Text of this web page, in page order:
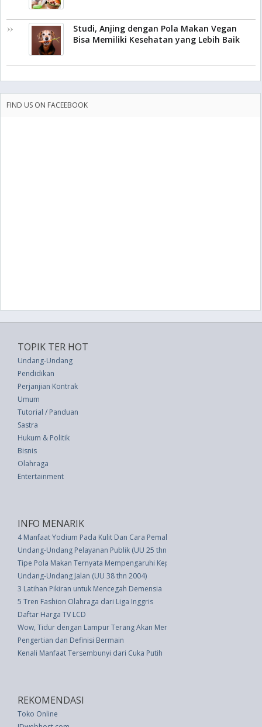
Studi, Anjing dengan Pola Makan Vegan
Bisa Memiliki Kesehatan yang Lebih Baik
FIND US ON FACEEBOOK
TOPIK TER HOT
Undang-Undang
Pendidikan
Perjanjian Kontrak
Umum
Tutorial / Panduan
Sastra
Hukum & Politik
Bisnis
Olahraga
Entertainment
INFO MENARIK
4 Manfaat Yodium Pada Kulit Dan Cara Pemakaiannya
Undang-Undang Pelayanan Publik (UU 25 thn 2009)
Tipe Pola Makan Ternyata Mempengaruhi Kepribadian, Ini Dia!
Undang-Undang Jalan (UU 38 thn 2004)
3 Latihan Pikiran untuk Mencegah Demensia
5 Tren Fashion Olahraga dari Liga Inggris
Daftar Harga TV LCD
Wow, Tidur dengan Lampur Terang Akan Mengaktifkan Sel Kanker
Pengertian dan Definisi Bermain
Kenali Manfaat Tersembunyi dari Cuka Putih
REKOMENDASI
Toko Online